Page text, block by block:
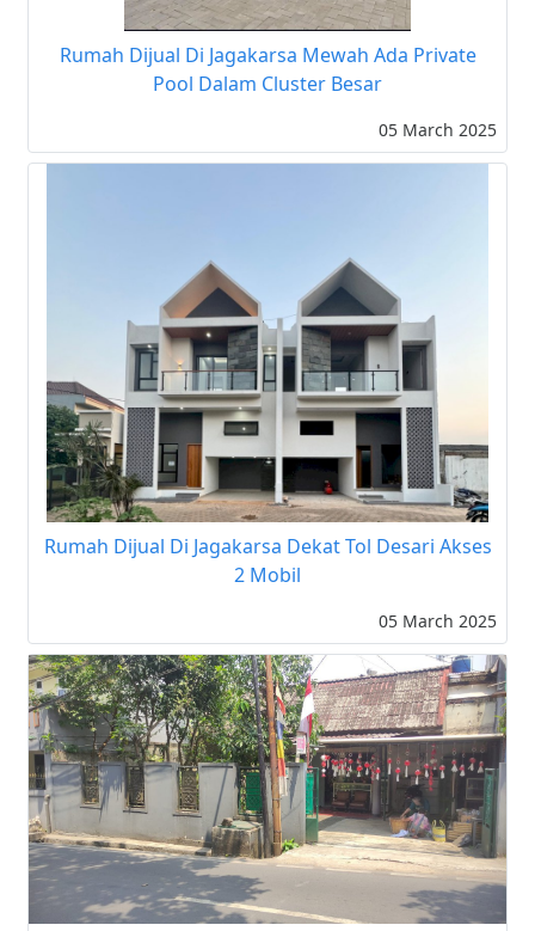
Rumah Dijual Di Jagakarsa Mewah Ada Private
Pool Dalam Cluster Besar
05 March 2025
Rumah Dijual Di Jagakarsa Dekat Tol Desari Akses
2 Mobil
05 March 2025